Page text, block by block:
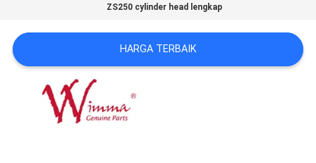
ZS250 cylinder head lengkap
HARGA TERBAIK